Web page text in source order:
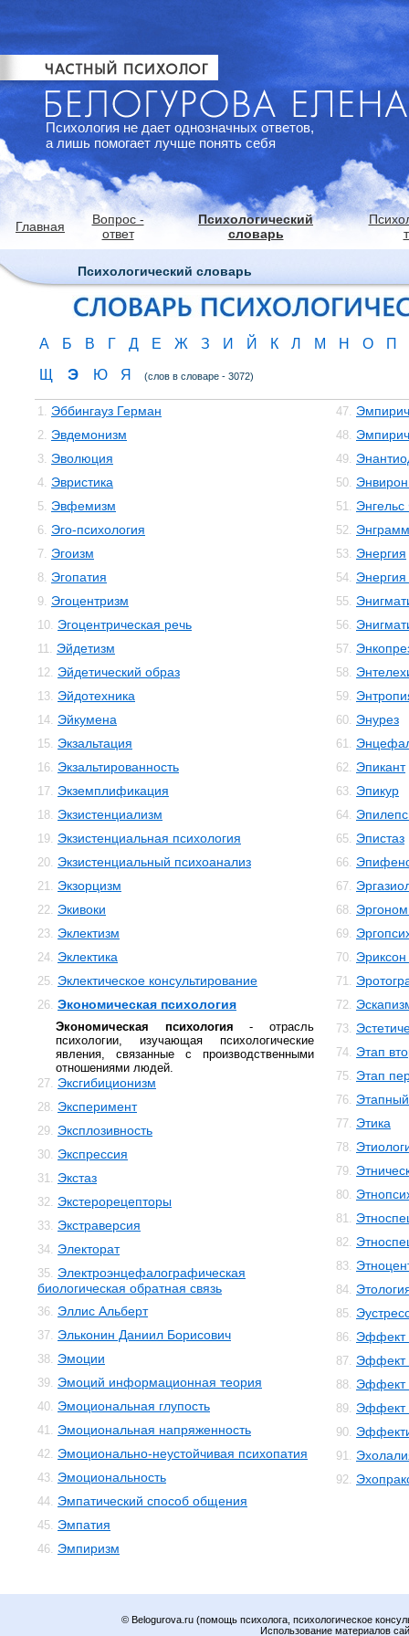
Психология не дает однозначных ответов,
а лишь помогает лучше понять себя
Главная
Вопрос -
ответ
Психологический
словарь
Психологический словарь
А Б В Г Д Е Ж З И Й К Л М Н О
П
Щ
Э Ю Я (слов в словаре - 3072)
1. Эббингауз Герман
2. Эвдемонизм
3. Эволюция
4. Эвристика
5. Эвфемизм
6. Эго-психология
7. Эгоизм
8. Эгопатия
9. Эгоцентризм
10. Эгоцентрическая речь
11. Эйдетизм
12. Эйдетический образ
13. Эйдотехника
14. Эйкумена
15. Экзальтация
16. Экзальтированность
17. Экземплификация
18. Экзистенциализм
19. Экзистенциальная психология
20. Экзистенциальный психоанализ
21. Экзорцизм
22. Экивоки
23. Эклектизм
24. Эклектика
25. Эклектическое консультирование
26. Экономическая психология
Экономическая психология - отрасль
психологии, изучающая психологические
явления, связанные с производственными
отношениями людей.
27. Эксгибиционизм
28. Эксперимент
29. Эксплозивность
30. Экспрессия
31. Экстаз
32. Экстерорецепторы
33. Экстраверсия
34. Электорат
35. Электроэнцефалографическая
биологическая обратная связь
36. Эллис Альберт
37. Эльконин Даниил Борисович
38. Эмоции
39. Эмоций информационная теория
40. Эмоциональная глупость
41. Эмоциональная напряженность
42. Эмоционально-неустойчивая психопатия
43. Эмоциональность
44. Эмпатический способ общения
45. Эмпатия
46. Эмпиризм
47.
48.
49.
50.
51.
52.
53. Энергия
54. Энергия
55.
56.
57.
58.
59.
60. Энурез
61.
62. Эпикант
63. Эпикур
64.
65. Эпистаз
66.
67.
68.
69.
70.
71.
72.
73.
74. Этап
75. Этап
76.
77. Этика
78.
79.
80.
81.
82.
83.
84.
85.
86. Эффект
87. Эффект
88. Эффект
89. Эффект
90.
91.
92.
© Belogurova.ru (помощь психолога, психологическое
Использование материалов